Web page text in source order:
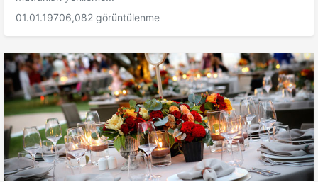
01.01.19706,082 görüntülenme